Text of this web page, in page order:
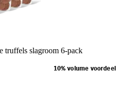
truffels slagroom 6-pack
10% volume voordeel